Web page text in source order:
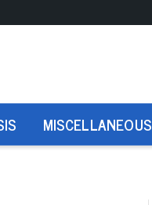
MISCELLANEOUS